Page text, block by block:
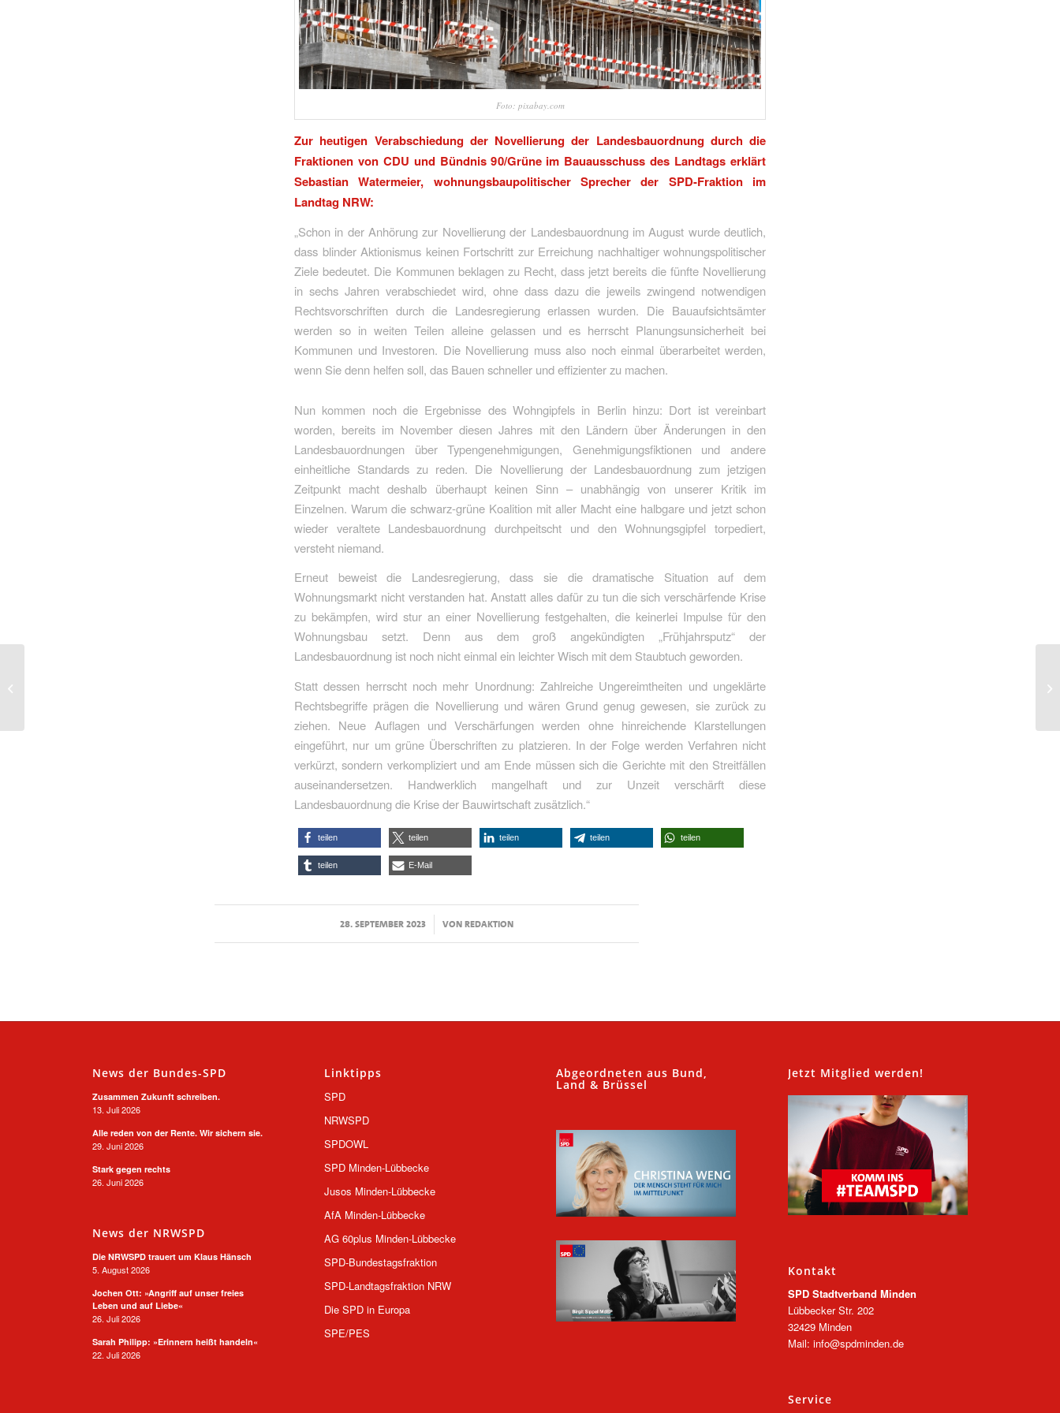
Foto: pixabay.com
Zur heutigen Verabschiedung der Novellierung der Landesbauordnung durch die
Fraktionen von CDU und Bündnis 90/Grüne im Bauausschuss des Landtags erklärt
Sebastian Watermeier, wohnungsbaupolitischer Sprecher der SPD-Fraktion im
Landtag NRW:
„Schon in der Anhörung zur Novellierung der Landesbauordnung im August wurde deutlich,
dass blinder Aktionismus keinen Fortschritt zur Erreichung nachhaltiger wohnungspolitischer
Ziele bedeutet. Die Kommunen beklagen zu Recht, dass jetzt bereits die fünfte Novellierung
in sechs Jahren verabschiedet wird, ohne dass dazu die jeweils zwingend notwendigen
Rechtsvorschriften durch die Landesregierung erlassen wurden. Die Bauaufsichtsämter
werden so in weiten Teilen alleine gelassen und es herrscht Planungsunsicherheit bei
Kommunen und Investoren. Die Novellierung muss also noch einmal überarbeitet werden,
wenn Sie denn helfen soll, das Bauen schneller und effizienter zu machen.
Nun kommen noch die Ergebnisse des Wohngipfels in Berlin hinzu: Dort ist vereinbart
worden, bereits im November diesen Jahres mit den Ländern über Änderungen in den
Landesbauordnungen über Typengenehmigungen, Genehmigungsfiktionen und andere
einheitliche Standards zu reden. Die Novellierung der Landesbauordnung zum jetzigen
Zeitpunkt macht deshalb überhaupt keinen Sinn – unabhängig von unserer Kritik im
Einzelnen. Warum die schwarz-grüne Koalition mit aller Macht eine halbgare und jetzt schon
wieder veraltete Landesbauordnung durchpeitscht und den Wohnungsgipfel torpediert,
versteht niemand.
Erneut beweist die Landesregierung, dass sie die dramatische Situation auf dem
Wohnungsmarkt nicht verstanden hat. Anstatt alles dafür zu tun die sich verschärfende Krise
zu bekämpfen, wird stur an einer Novellierung festgehalten, die keinerlei Impulse für den
Wohnungsbau setzt. Denn aus dem groß angekündigten „Frühjahrsputz“ der
Landesbauordnung ist noch nicht einmal ein leichter Wisch mit dem Staubtuch geworden.
Statt dessen herrscht noch mehr Unordnung: Zahlreiche Ungereimtheiten und ungeklärte
Rechtsbegriffe prägen die Novellierung und wären Grund genug gewesen, sie zurück zu
ziehen. Neue Auflagen und Verschärfungen werden ohne hinreichende Klarstellungen
eingeführt, nur um grüne Überschriften zu platzieren. In der Folge werden Verfahren nicht
verkürzt, sondern verkompliziert und am Ende müssen sich die Gerichte mit den Streitfällen
auseinandersetzen. Handwerklich mangelhaft und zur Unzeit verschärft diese
Landesbauordnung die Krise der Bauwirtschaft zusätzlich.“
teilen teilen teilen teilen teilen
teilen E-Mail
28. SEPTEMBER 2023
/ VONREDAKTION
News der Bundes-SPD
Zusammen Zukunft schreiben.
13. Juli 2026
Alle reden von der Rente. Wir sichern sie.
29. Juni 2026
Stark gegen rechts
26. Juni 2026
News der NRWSPD
Die NRWSPD trauert um Klaus Hänsch
5. August 2026
Jochen Ott: »Angriff auf unser freies
Leben und auf Liebe«
26. Juli 2026
Sarah Philipp: »Erinnern heißt handeln«
22. Juli 2026
Linktipps
SPD
NRWSPD
SPDOWL
SPD Minden-Lübbecke
Jusos Minden-Lübbecke
AfA Minden-Lübbecke
AG 60plus Minden-Lübbecke
SPD-Bundestagsfraktion
SPD-Landtagsfraktion NRW
Die SPD in Europa
SPE/PES
Abgeordneten aus Bund,
Land & Brüssel
Jetzt Mitglied werden!
Kontakt
SPD Stadtverband Minden
Lübbecker Str. 202
32429 Minden
Mail: info@spdminden.de
Service